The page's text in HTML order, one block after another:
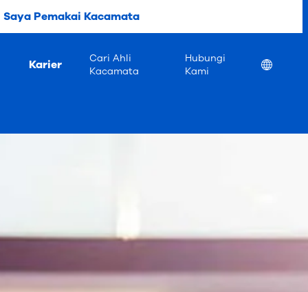
Saya Pemakai Kacamata
Karier
Cari Ahli
Kacamata
Hubungi
Kami
Location